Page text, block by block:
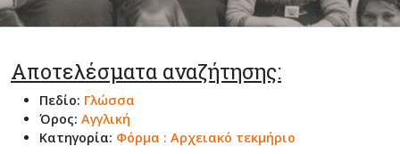
Αποτελέσματα αναζήτησης:
Πεδίο: Γλώσσα
Όρος: Αγγλική
Κατηγορία: Φόρμα : Αρχειακό τεκμήριο